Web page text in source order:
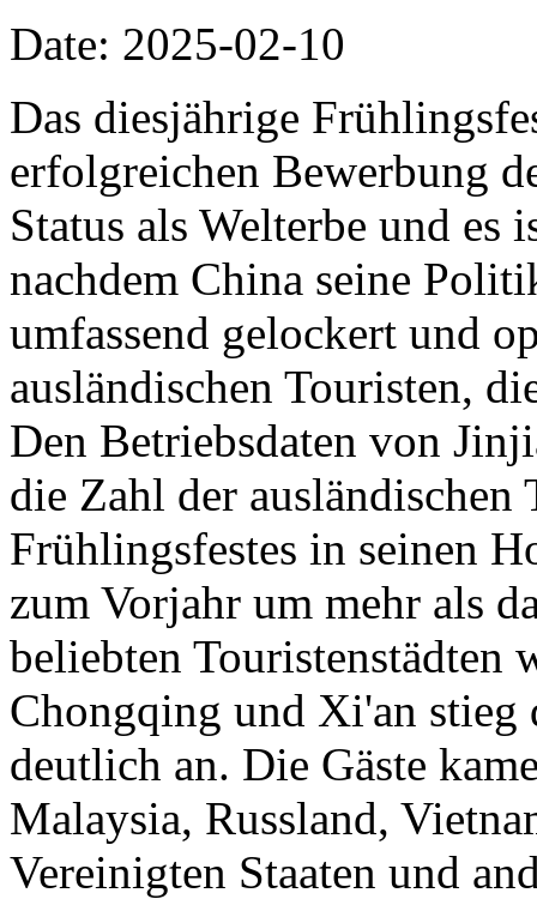
Date: 2025-02-10
Das diesjährige
erfolgreichen Bewerbung
Status als Welterbe und es
nachdem China seine
umfassend gelockert und
ausländischen Touristen,
Den Betriebsdaten von
die Zahl der ausländischen
Frühlingsfestes in seinen
zum Vorjahr um mehr als
beliebten Touristenstädten
Chongqing und Xi'an stieg
deutlich an. Die Gäste
Malaysia, Russland,
Vereinigten Staaten und